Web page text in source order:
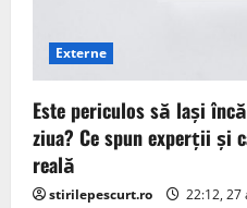
Externe
Este periculos să lași
ziua? Ce spun experții și
reală
stirilepescurt.ro 22:12, 27